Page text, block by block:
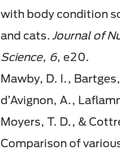
with body condition
and cats. Journal of
Science, 6, e20.
Mawby, D. I.,
d’Avignon, A.,
Moyers, T. D., &
Comparison of